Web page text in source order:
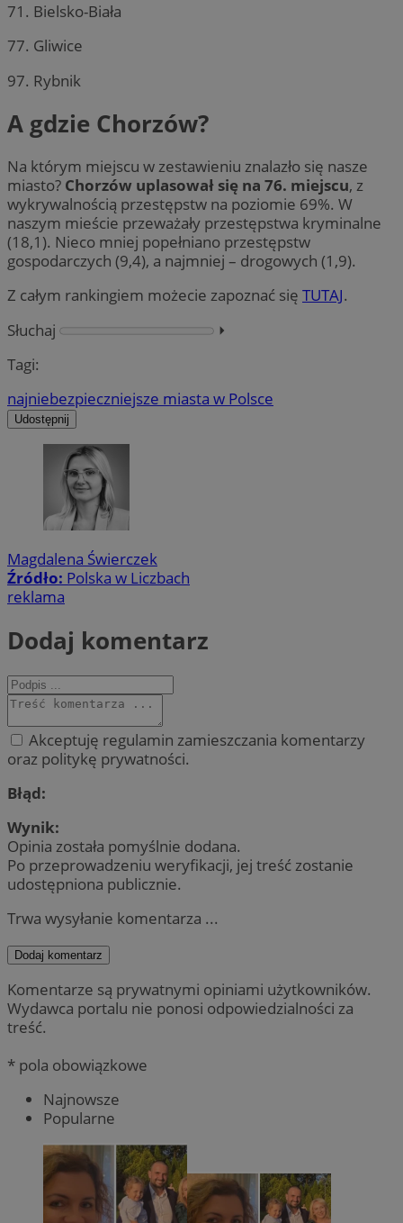
71. Bielsko-Biała
77. Gliwice
97. Rybnik
A gdzie Chorzów?
Na którym miejscu w zestawieniu znalazło się nasze
miasto? Chorzów uplasował się na 76. miejscu, z
wykrywalnością przestępstw na poziomie 69%. W
naszym mieście przeważały przestępstwa kryminalne
(18,1). Nieco mniej popełniano przestępstw
gospodarczych (9,4), a najmniej – drogowych (1,9).
Z całym rankingiem możecie zapoznać się TUTAJ.
Słuchaj
⏵︎
Tagi:
najniebezpieczniejsze miasta w Polsce
Udostępnij
Magdalena Świerczek
Źródło: Polska w Liczbach
reklama
Dodaj komentarz
Akceptuję regulamin zamieszczania komentarzy
oraz politykę prywatności.
Błąd:
Wynik:
Opinia została pomyślnie dodana.
Po przeprowadzeniu weryfikacji, jej treść zostanie
udostępniona publicznie.
Trwa wysyłanie komentarza ...
Dodaj komentarz
Komentarze są prywatnymi opiniami użytkowników.
Wydawca portalu nie ponosi odpowiedzialności za
treść.
* pola obowiązkowe
Najnowsze
Popularne